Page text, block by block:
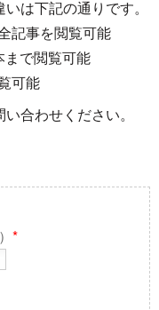
は下記の通りです。
記事を閲覧可能
まで閲覧可能
可能
い合わせください。
*